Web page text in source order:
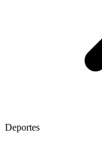
Deportes